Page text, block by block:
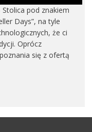
pod znakiem
Days”, na tyle
że ci
Oprócz
się z ofertą